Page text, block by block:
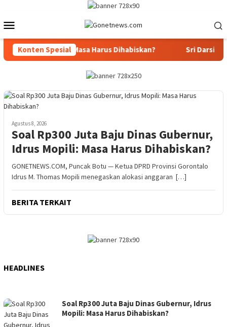
konten
Mobile
Konten Spesial
Idrus Mopili: Masa Harus Dihabiskan? Sri Darsiyanti
Agustus 8, 2026
Soal Rp300 Juta Baju Dinas Gubernur,
Idrus Mopili: Masa Harus Dihabiskan?
GONETNEWS.COM, Puncak Botu — Ketua DPRD Provinsi Gorontalo
Idrus M. Thomas Mopili menegaskan alokasi anggaran […]
BERITA TERKAIT
HEADLINES
GONETNEWS.COMSoal Rp300 Juta Baju Dinas Gubernur, Idrus
Mopili: Masa Harus Dihabiskan?